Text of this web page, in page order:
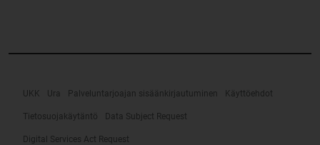
UKK Ura Palveluntarjoajan sisäänkirjautuminen Käyttöehdot
Tietosuojakäytäntö Data Subject Request
Digital Services Act Request